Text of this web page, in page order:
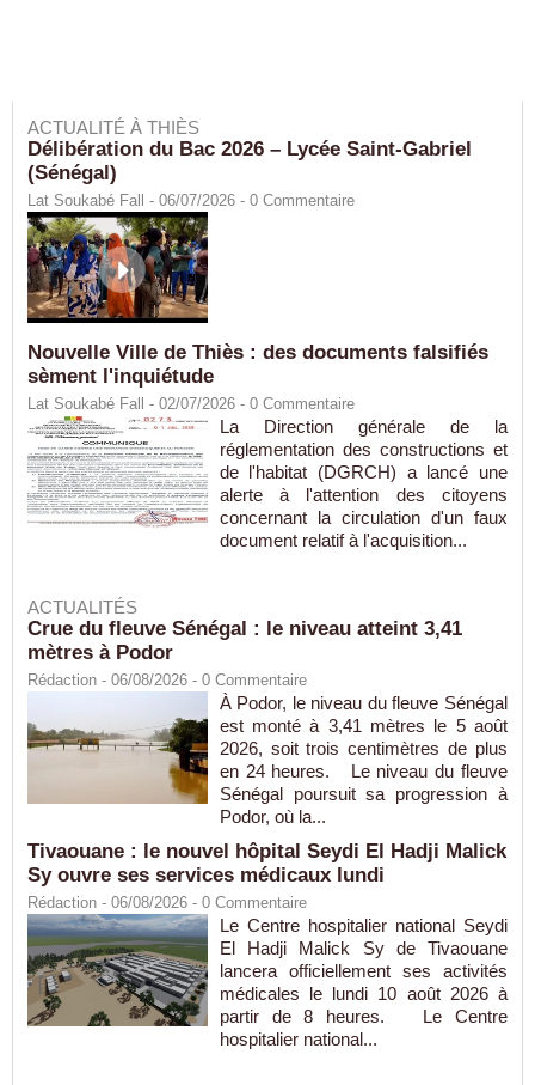
ACTUALITÉ À THIÈS
Délibération du Bac 2026 – Lycée Saint-Gabriel
(Sénégal)
Lat Soukabé Fall - 06/07/2026 - 0 Commentaire
Nouvelle Ville de Thiès : des documents falsifiés
sèment l'inquiétude
Lat Soukabé Fall - 02/07/2026 - 0 Commentaire
La Direction générale de la
réglementation des constructions et
de l'habitat (DGRCH) a lancé une
alerte à l'attention des citoyens
concernant la circulation d'un faux
document relatif à l'acquisition...
ACTUALITÉS
Crue du fleuve Sénégal : le niveau atteint 3,41
mètres à Podor
Rédaction - 06/08/2026 - 0 Commentaire
À Podor, le niveau du fleuve Sénégal
est monté à 3,41 mètres le 5 août
2026, soit trois centimètres de plus
en 24 heures. Le niveau du fleuve
Sénégal poursuit sa progression à
Podor, où la...
Tivaouane : le nouvel hôpital Seydi El Hadji Malick
Sy ouvre ses services médicaux lundi
Rédaction - 06/08/2026 - 0 Commentaire
Le Centre hospitalier national Seydi
El Hadji Malick Sy de Tivaouane
lancera officiellement ses activités
médicales le lundi 10 août 2026 à
partir de 8 heures. Le Centre
hospitalier national...